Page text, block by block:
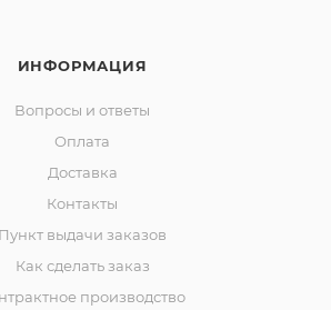
ИНФОРМАЦИЯ
Вопросы и ответы
Оплата
Доставка
Контакты
Пункт выдачи заказов
Как сделать заказ
производство